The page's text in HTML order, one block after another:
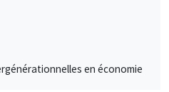
en économie